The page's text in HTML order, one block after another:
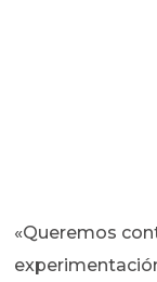
«Queremos